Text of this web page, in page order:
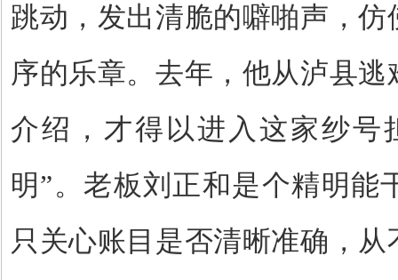
跳动，发出清脆的噼啪声，
序的乐章。去年，他从泸县
介绍，才得以进入这家纱号
明 ”。老板刘正和是个精明能
只关心账目是否清晰准确，